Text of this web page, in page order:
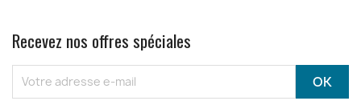
Recevez nos offres spéciales